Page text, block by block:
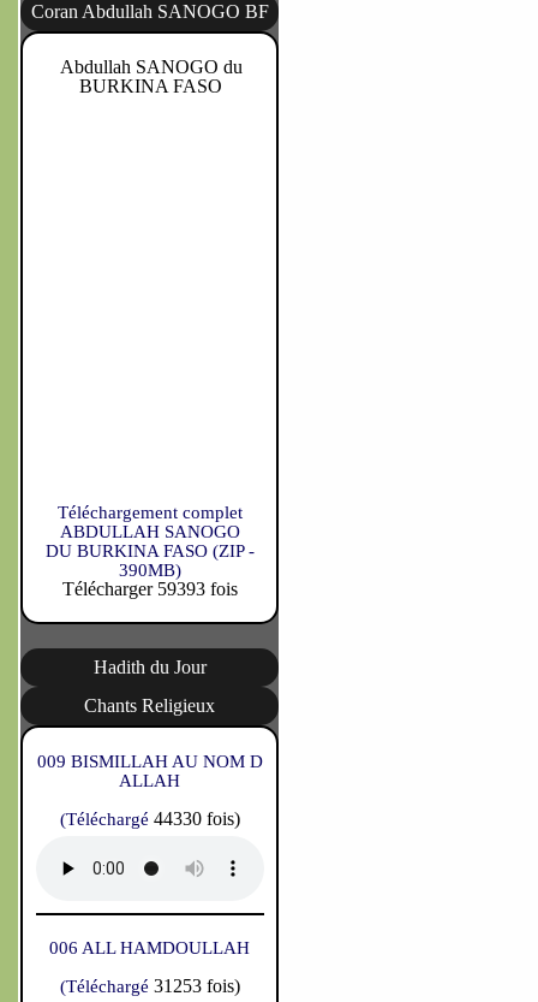
Coran Abdullah SANOGO BF
Abdullah SANOGO du
BURKINA FASO
Téléchargement complet
ABDULLAH SANOGO
DU BURKINA FASO (ZIP -
390MB)
Télécharger 59393 fois
Hadith du Jour
Chants Religieux
009 BISMILLAH AU NOM D
ALLAH
(Téléchargé 44330 fois)
006 ALL HAMDOULLAH
(Téléchargé 31253 fois)